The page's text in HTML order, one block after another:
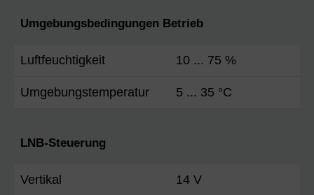
Umgebungsbedingungen Betrieb
Luftfeuchtigkeit 10 ... 75 %
Umgebungstemperatur 5 ... 35 °C
LNB-Steuerung
Vertikal 14 V